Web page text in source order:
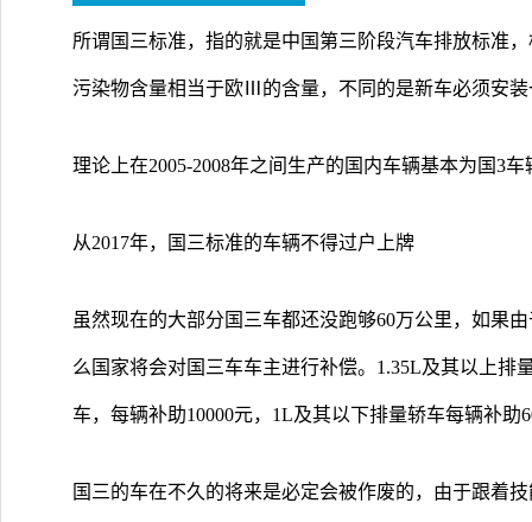
所谓国三标准，指的就是中国第三阶段汽车排放标准
污染物含量相当于欧Ⅲ的含量，不同的是新车必须安
理论上在2005-2008年之间生产的国内车辆基本为国3车
从2017年，国三标准的车辆不得过户上牌
虽然现在的大部分国三车都还没跑够60万公里，如果
么国家将会对国三车车主进行补偿。1.35L及其以上排
车，每辆补助10000元，1L及其以下排量轿车每辆补助
国三的车在不久的将来是必定会被作废的，由于跟着